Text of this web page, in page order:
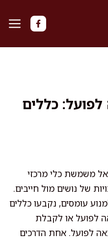
לפועל: כללים
משמשת כלי מרכזי
של נושים מול חייבים.
עומסים, נקבעו כללים
לפועל או לקבלת
לפועל. אחת הדרכים